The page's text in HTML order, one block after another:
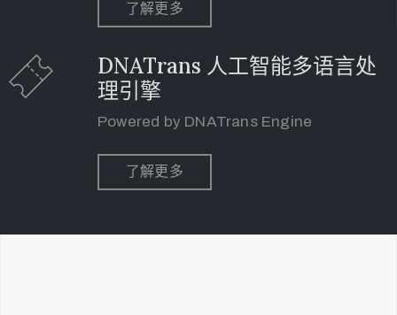
了解更多
DNATrans 人工智能多语言处
理引擎
Powered by DNATrans Engine
了解更多